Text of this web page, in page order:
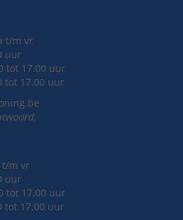
t/m vr
uur
tot 17.00 uur
tot 17.00 uur
t/m vr
uur
tot 17.00 uur
tot 17.00 uur